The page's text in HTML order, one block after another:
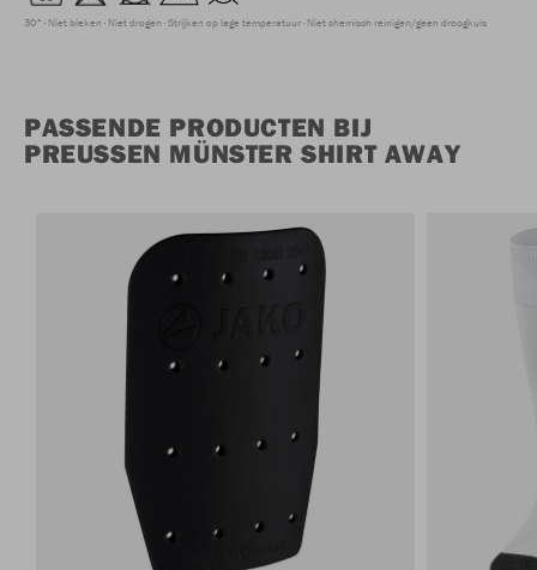
30° Niet bleken Niet drogen Strijken op lage temperatuur Niet chemisch reinigen/geen droogkuis
PASSENDE PRODUCTEN BIJ
PREUSSEN MÜNSTER SHIRT AWAY